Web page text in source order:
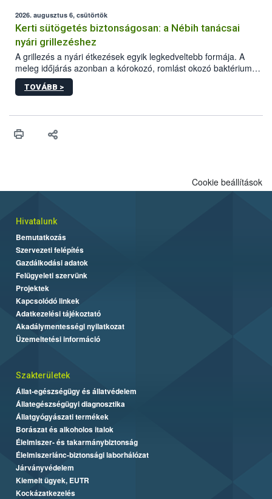
érésű szőlőkben is legyen lehetőség a károsító elleni további
védekezésre. Az Oroganic készítmény kis kiszerelésben kiskerti
felhasználók számára is elérhető és ökológiai termesztésben is
engedélyezett.
2026. augusztus 6, csütörtök
Kerti sütögetés biztonságosan: a Nébih tanácsai
nyári grillezéshez
A grillezés a nyári étkezések egyik legkedveltebb formája. A
meleg időjárás azonban a kórokozó, romlást okozó baktériumok
gyorsabb szaporodásának is kedvez. A szabadtéri sütögetés
ezért nem csupán a megfelelő sütési technikáról szól: legalább
higiéniai szabályok betartása, a megfelelő hőkezelés, valamint a
biztonsági Hivatal (Nébih) Oktatási Programja összegyűjtötte a
TOVÁBB >
Cookie beállítások
Hivatalunk
Bemutatkozás
Szervezeti felépítés
Gazdálkodási adatok
Felügyeleti szervünk
Projektek
Kapcsolódó linkek
Adatkezelési tájékoztató
Akadálymentességi nyilatkozat
Üzemeltetési információ
Szakterületek
Állat-egészségügy és állatvédelem
Állategészségügyi diagnosztika
Állatgyógyászati termékek
Borászat és alkoholos italok
Élelmiszer- és takarmánybiztonság
Élelmiszerlánc-biztonsági laborhálózat
Járványvédelem
Kiemelt ügyek, EUTR
Kockázatkezelés